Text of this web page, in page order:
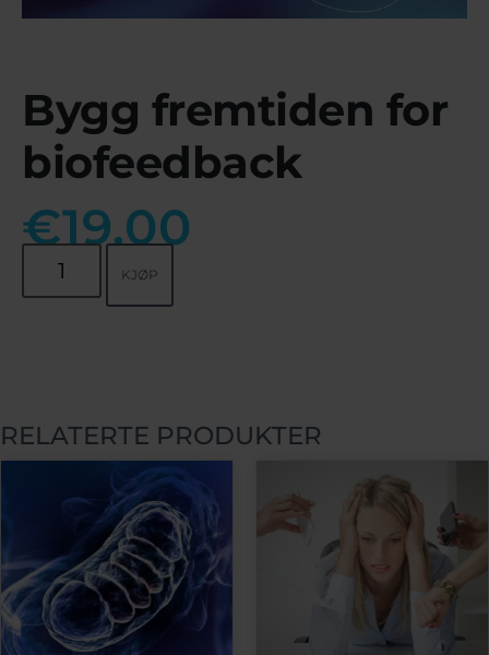
Bygg fremtiden for
biofeedback
€19.00
KJØP
RELATERTE PRODUKTER